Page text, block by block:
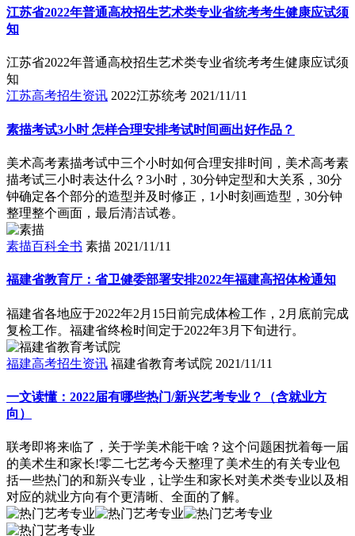
江苏省2022年普通高校招生艺术类专业省统考考生健康应试须
知
江苏省2022年普通高校招生艺术类专业省统考考生健康应试须
知
江苏高考招生资讯 2022江苏统考 2021/11/11
素描考试3小时 怎样合理安排考试时间画出好作品？
美术高考素描考试中三个小时如何合理安排时间，美术高考素
描考试三小时表达什么？3小时，30分钟定型和大关系，30分
钟确定各个部分的造型并及时修正，1小时刻画造型，30分钟
整理整个画面，最后清洁试卷。
素描百科全书 素描 2021/11/11
福建省教育厅：省卫健委部署安排2022年福建高招体检通知
福建省各地应于2022年2月15日前完成体检工作，2月底前完成
复检工作。福建省终检时间定于2022年3月下旬进行。
福建高考招生资讯 福建省教育考试院 2021/11/11
一文读懂：2022届有哪些热门/新兴艺考专业？（含就业方
向）
联考即将来临了，关于学美术能干啥？这个问题困扰着每一届
的美术生和家长!零二七艺考今天整理了美术生的有关专业包
括一些热门的和新兴专业，让学生和家长对美术类专业以及相
对应的就业方向有个更清晰、全面的了解。